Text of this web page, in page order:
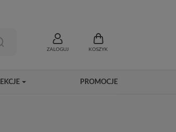
ZALOGUJ KOSZYK
PROMOCJE